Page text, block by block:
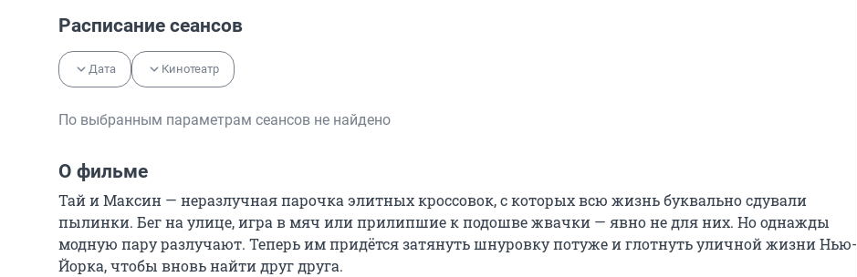
Расписание сеансов
Дата Кинотеатр
По выбранным параметрам сеансов не найдено
О фильме
Тай и Максин — неразлучная парочка элитных кроссовок, с которых всю жизнь буквально сдували
пылинки. Бег на улице, игра в мяч или прилипшие к подошве жвачки — явно не для них. Но однажды
модную пару разлучают. Теперь им придётся затянуть шнуровку потуже и глотнуть уличной жизни Нью-
Йорка, чтобы вновь найти друг друга.